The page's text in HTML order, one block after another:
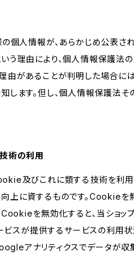
の個人情報が、あらかじめ公表
う理由により、個人情報保護法
由があることが判明した場合に
します。但し、個人情報保護法
術の利用
及びこれに類する技術を利
上に資するものです。Cookie
Cookieを無効化すると、当ショ
サービスが提供するサービスの
アナリティクスでデータが